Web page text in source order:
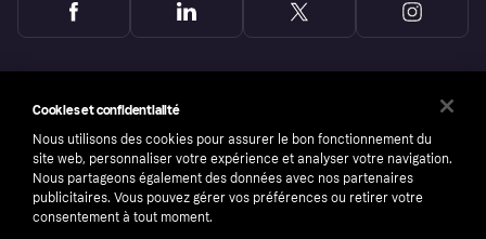
Cookies et confidentialité
Nous utilisons des cookies pour assurer le bon fonctionnement du
site web, personnaliser votre expérience et analyser votre navigation.
Nous partageons également des données avec nos partenaires
publicitaires. Vous pouvez gérer vos préférences ou retirer votre
consentement à tout moment.